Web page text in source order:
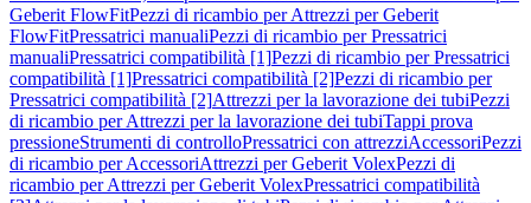
Geberit FlowFitPezzi di ricambio per Attrezzi per Geberit
FlowFitPressatrici manualiPezzi di ricambio per Pressatrici
manualiPressatrici compatibilità [1]Pezzi di ricambio per Pressatrici
compatibilità [1]Pressatrici compatibilità [2]Pezzi di ricambio per
Pressatrici compatibilità [2]Attrezzi per la lavorazione dei tubiPezzi
di ricambio per Attrezzi per la lavorazione dei tubiTappi prova
pressioneStrumenti di controlloPressatrici con attrezziAccessoriPezzi
di ricambio per AccessoriAttrezzi per Geberit VolexPezzi di
ricambio per Attrezzi per Geberit VolexPressatrici compatibilità